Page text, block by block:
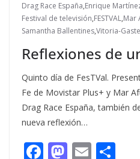
Drag Race España,Enrique
Festival de televisión,FESTVAL,Mar
Samantha Ballentines,Vitoria-
Reflexiones de
Quinto día de FesTVal.
Fe de Movistar Plus+ y Mar
Drag Race España, también
nueva reflexión…
F M E